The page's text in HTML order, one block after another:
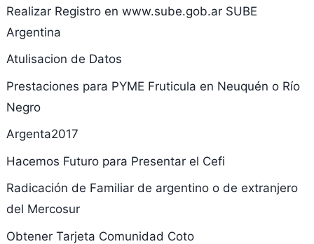
Realizar Registro en www.sube.gob.ar SUBE
Argentina
Atulisacion de Datos
Prestaciones para PYME Fruticula en Neuquén o Río
Negro
Argenta2017
Hacemos Futuro para Presentar el Cefi
Radicación de Familiar de argentino o de extranjero
del Mercosur
Obtener Tarjeta Comunidad Coto